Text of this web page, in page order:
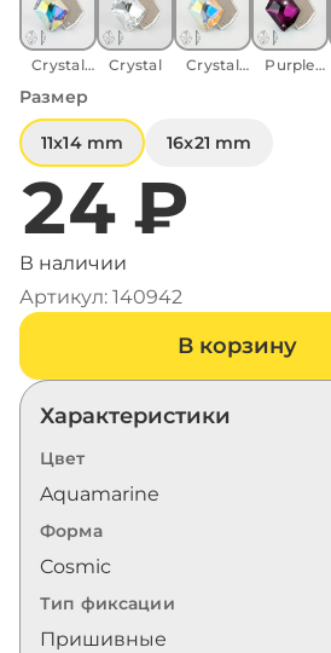
Crystal
Crystal
Crystal
Purple
Размер
11x14 mm 16x21 mm
24 ₽
В наличии
Артикул: 140942
В корзину
Характеристики
Цвет
Aquamarine
Форма
Cosmic
Тип фиксации
Пришивные